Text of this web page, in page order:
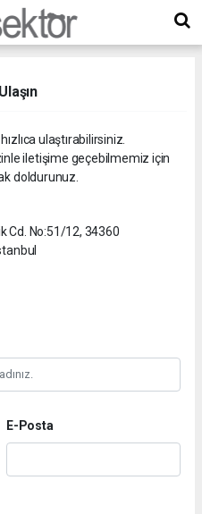
ulaştırabilirsiniz.
iletişime geçebilmemiz için
doldurunuz.
Cd. No:51/12, 34360
E-Posta